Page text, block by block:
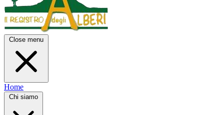
Close menu
Home
Chi siamo